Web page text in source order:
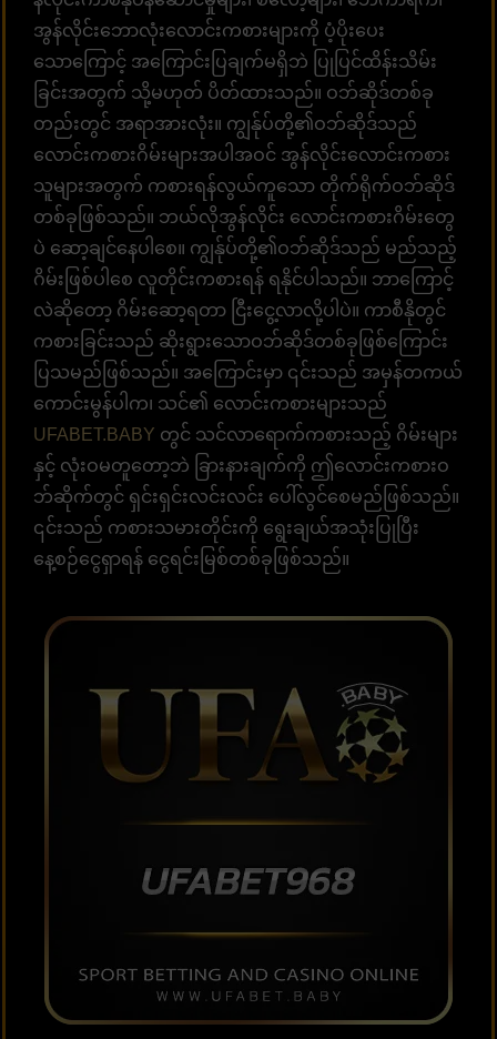
အွန်လိုင်းဘောလုံးလောင်းကစားများကို ပံ့ပိုးပေး
သောကြောင့် အကြောင်းပြချက်မရှိဘဲ ပြုပြင်ထိန်းသိမ်း
ခြင်းအတွက် သို့မဟုတ် ပိတ်ထားသည်။ ဝဘ်ဆိုဒ်တစ်ခု
တည်းတွင် အရာအားလုံး။ ကျွန်ုပ်တို့၏ဝဘ်ဆိုဒ်သည်
လောင်းကစားဂိမ်းများအပါအဝင် အွန်လိုင်းလောင်းကစား
သူများအတွက် ကစားရန်လွယ်ကူသော တိုက်ရိုက်ဝဘ်ဆိုဒ်
တစ်ခုဖြစ်သည်။ ဘယ်လိုအွန်လိုင်း လောင်းကစားဂိမ်းတွေ
ပဲ ဆော့ချင်နေပါစေ။ ကျွန်ုပ်တို့၏ဝဘ်ဆိုဒ်သည် မည်သည့်
ဂိမ်းဖြစ်ပါစေ လူတိုင်းကစားရန် ရနိုင်ပါသည်။ ဘာကြောင့်
လဲဆိုတော့ ဂိမ်းဆော့ရတာ ငြီးငွေ့လာလို့ပါပဲ။ ကာစီနိုတွင်
ကစားခြင်းသည် ဆိုးရွားသောဝဘ်ဆိုဒ်တစ်ခုဖြစ်ကြောင်း
ပြသမည်ဖြစ်သည်။ အကြောင်းမှာ ၎င်းသည် အမှန်တကယ်
ကောင်းမွန်ပါက၊ သင်၏ လောင်းကစားများသည်
UFABET.BABY တွင် သင်လာရောက်ကစားသည့် ဂိမ်းများ
နှင့် လုံးဝမတူတော့ဘဲ ခြားနားချက်ကို ဤလောင်းကစားဝ
ဘ်ဆိုက်တွင် ရှင်းရှင်းလင်းလင်း ပေါ်လွင်စေမည်ဖြစ်သည်။
၎င်းသည် ကစားသမားတိုင်းကို ရွေးချယ်အသုံးပြုပြီး
နေ့စဉ်ငွေရှာရန် ငွေရင်းမြစ်တစ်ခုဖြစ်သည်။